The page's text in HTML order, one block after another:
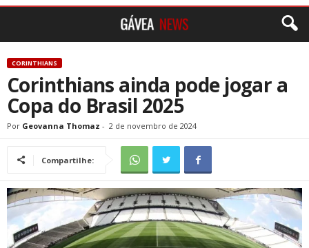
CORINTHIANS
Corinthians ainda pode jogar a
Copa do Brasil 2025
Por Geovanna Thomaz - 2 de novembro de 2024
Compartilhe: